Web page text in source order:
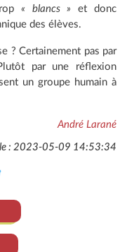
« blancs » et donc
des élèves.
? Certainement pas par
par une réflexion
un groupe humain à
André Larané
le : 2023-05-09 14:53:34